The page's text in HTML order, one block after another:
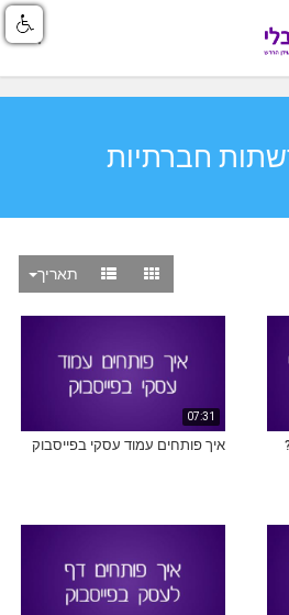
חברתיות
תאריך
07:31
איך פותחים עמוד עסקי בפייסבוק